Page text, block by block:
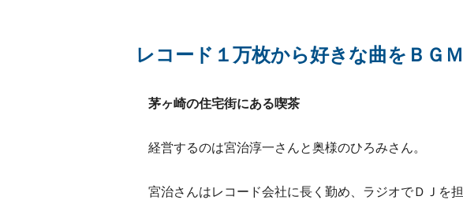
レコード１万枚から好きな曲をＢＧ
茅ヶ崎の住宅街にある喫茶
経営するのは宮治淳一さんと奥様のひろみさん。
宮治さんはレコード会社に長く勤め、ラジオでＤＪを